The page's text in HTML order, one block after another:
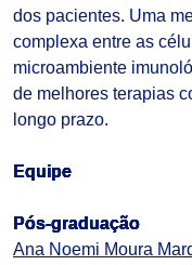
dos pacientes. Uma
complexa entre as
microambiente
de melhores terapias
longo prazo.
Equipe
Pós-graduação
Ana Noemi Moura